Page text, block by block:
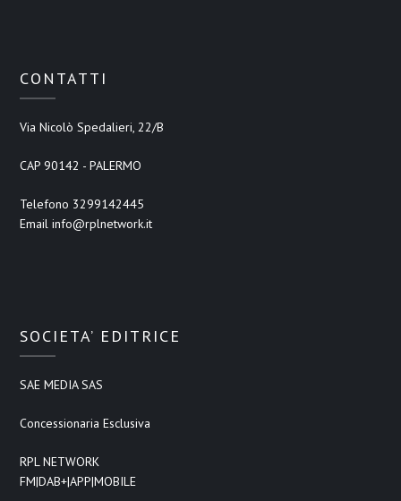
CONTATTI
Via Nicolò Spedalieri, 22/B
CAP 90142 - PALERMO
Telefono 3299142445
Email info@rplnetwork.it
SOCIETA’ EDITRICE
SAE MEDIA SAS
Concessionaria Esclusiva
RPL NETWORK
FM|DAB+|APP|MOBILE